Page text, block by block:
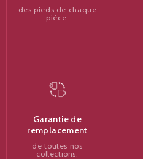
des pieds de chaque
pièce.
Garantie de
remplacement
de toutes nos
collections.